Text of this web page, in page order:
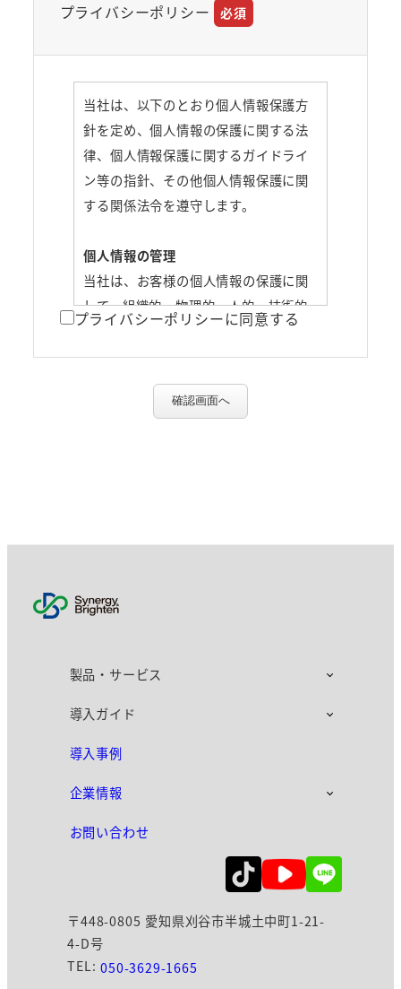
プライバシーポリシー 必須
当社は、以下のとおり個人情報保護方
針を定め、個人情報の保護に関する法
律、個人情報保護に関するガイドライ
ン等の指針、その他個人情報保護に関
する関係法令を遵守します。
個人情報の管理
当社は、お客様の個人情報の保護に関
して、組織的、物理的、人的、技術的
に適切な対策を実施し、個人情報への
不正アクセスや紛失、破損、改ざん、
漏洩などの防止その他の個人情報の安
全管理のために必要かつ適切な措置を
個人情報の利用目的
本サイトの運営、維持、管理
本サイトを通じたサービスの提供
対応
当社は、お客様よりお預かりした個人
情報を適切に管理し、お客様の同意が
ある場合又は法令に基づき開示するこ
個人情報を提供しません。
プライバシーポリシーに同意する
確認画面へ
製品・サービス
導入ガイド
導入事例
企業情報
お問い合わせ
〒448-0805 愛知県刈谷市半城土中町1-21-
4-D号
TEL:050-3629-1665